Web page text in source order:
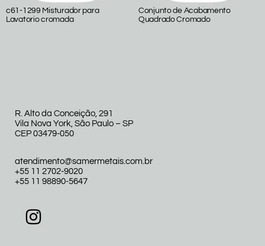
c61-1299 Misturador para
Lavatorio cromada
Conjunto de Acabamento
Quadrado Cromado
R. Alto da Conceição, 291
Vila Nova York, São Paulo – SP
CEP 03479-050
atendimento@samermetais.com.br
+55 11 2702-9020
+55 11 98890-5647